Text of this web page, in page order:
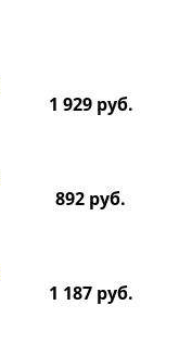
1 929 руб.
892 руб.
1 187 руб.